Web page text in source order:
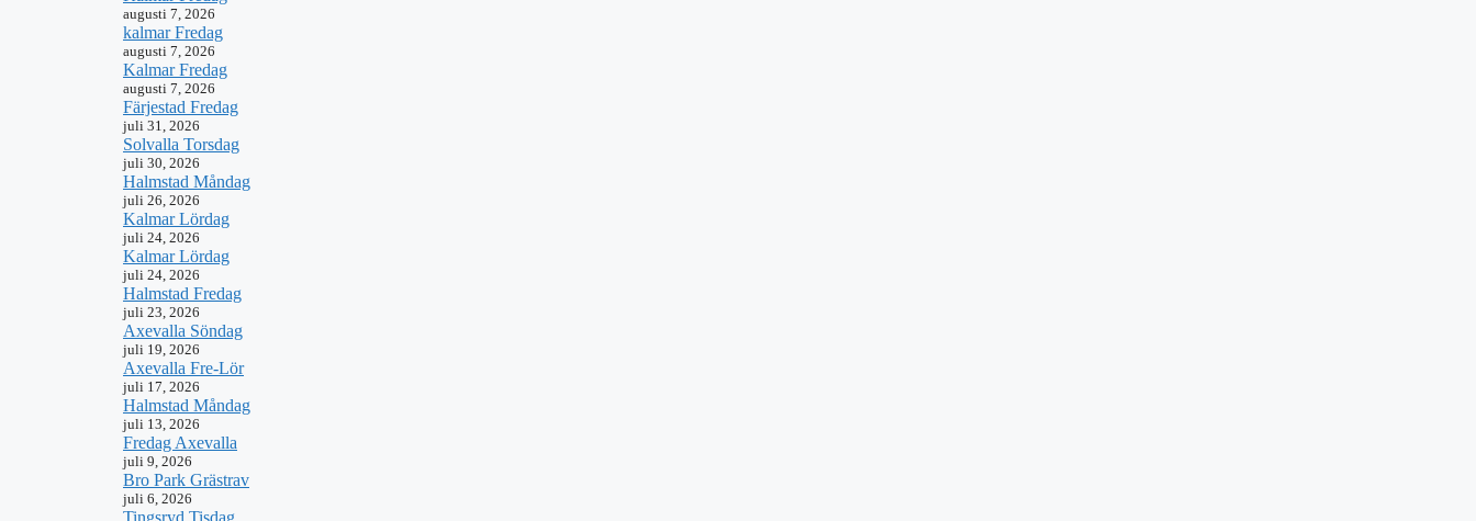
augusti 7, 2026
kalmar Fredag
augusti 7, 2026
Kalmar Fredag
augusti 7, 2026
Färjestad Fredag
juli 31, 2026
Solvalla Torsdag
juli 30, 2026
Halmstad Måndag
juli 26, 2026
Kalmar Lördag
juli 24, 2026
Kalmar Lördag
juli 24, 2026
Halmstad Fredag
juli 23, 2026
Axevalla Söndag
juli 19, 2026
Axevalla Fre-Lör
juli 17, 2026
Halmstad Måndag
juli 13, 2026
Fredag Axevalla
juli 9, 2026
Bro Park Grästrav
juli 6, 2026
Tingsryd Tisdag